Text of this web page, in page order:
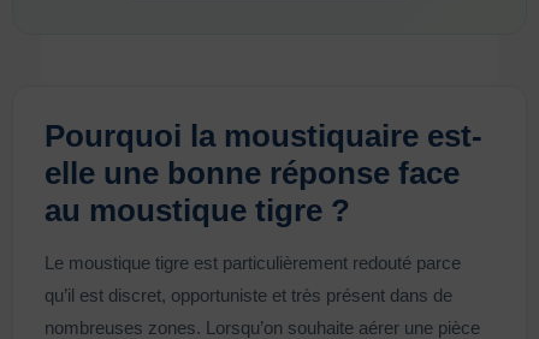
Pourquoi la moustiquaire est-
elle une bonne réponse face
au moustique tigre ?
Le moustique tigre est particulièrement redouté parce
qu’il est discret, opportuniste et très présent dans de
nombreuses zones. Lorsqu’on souhaite aérer une pièce